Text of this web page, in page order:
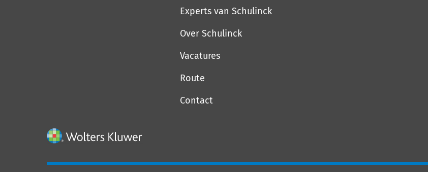
Experts van Schulinck
Over Schulinck
Vacatures
Route
Contact